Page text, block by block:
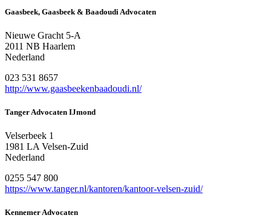
Gaasbeek, Gaasbeek & Baadoudi Advocaten
Nieuwe Gracht 5-A
2011 NB Haarlem
Nederland
023 531 8657
http://www.gaasbeekenbaadoudi.nl/
Tanger Advocaten IJmond
Velserbeek 1
1981 LA Velsen-Zuid
Nederland
0255 547 800
https://www.tanger.nl/kantoren/kantoor-velsen-zuid/
Kennemer Advocaten